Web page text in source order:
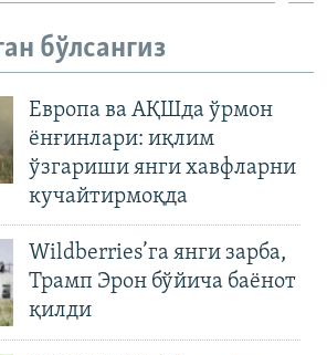
бўлсангиз
Европа ва АҚШда ўрмон
ёнғинлари: иқлим
ўзгариши янги хавфларни
кучайтирмоқда
Wildberries’га янги зарба,
Трамп Эрон бўйича баёнот
қилди